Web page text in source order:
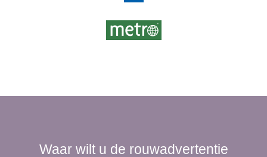
Waar wilt u de rouwadvertentie